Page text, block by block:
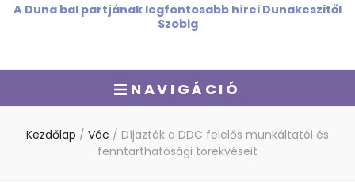
A Duna bal partjának legfontosabb hírei Dunakeszitől
Szobig
NAVIGÁCIÓ
Kezdőlap / Vác / Díjazták a DDC felelős munkáltatói és
fenntarthatósági törekvéseit